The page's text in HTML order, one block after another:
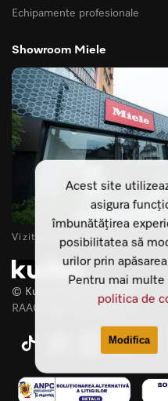
Echipamente profesionale
Showroom Miele
Vizitează-ne showroomurile
© Kuiba Living SRL 2025
RAAO Web development
Acest site
asigura
îmbunătățirea
posibilitatea să
urilor prin
Pentru mai
politica de
Modifica